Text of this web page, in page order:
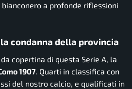
a profonde riflessioni
condanna della provincia
copertina di questa Serie A, la
1907 . Quarti in classifica con
del nostro calcio, e qualificati in